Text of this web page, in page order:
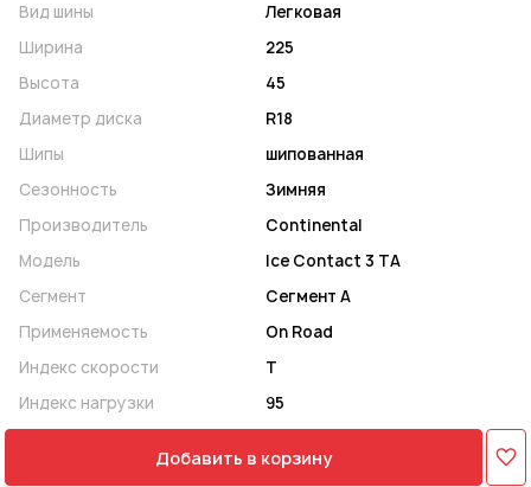
Вид шины
Легковая
Ширина
225
Высота
45
Диаметр диска
R18
Шипы
шипованная
Сезонность
Зимняя
Производитель
Continental
Модель
Ice Contact 3 TA
Сегмент
Сегмент A
Применяемость
On Road
Индекс скорости
T
Индекс нагрузки
95
Добавить в корзину